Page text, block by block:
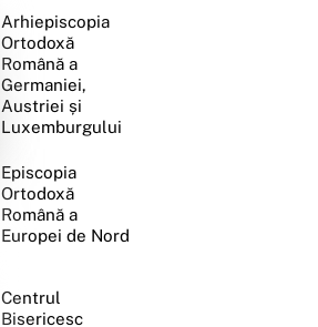
Arhiepiscopia
Ortodoxă
Română a
Germaniei,
Austriei și
Luxemburgului
Episcopia
Ortodoxă
Română a
Europei de Nord
Centrul
Bisericesc